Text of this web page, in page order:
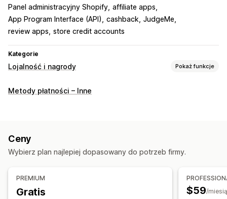
Panel administracyjny Shopify affiliate apps
App Program Interface (API)
cashback JudgeMe
review apps store credit accounts
Kategorie
Lojalność i nagrody Pokaż funkcje
Rodzaje programów
Portfele cyfrowe
Punkty
Kupony
Darmowe produkty
Metody płatności – Inne
Ceny
Wybierz plan najlepiej dopasowany do potrzeb firmy.
PREMIUM
Gratis $59/